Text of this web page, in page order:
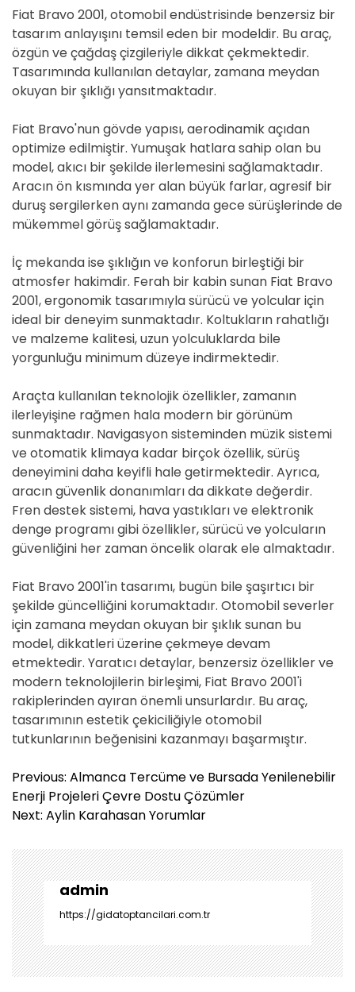
Fiat Bravo 2001, otomobil endüstrisinde benzersiz bir
tasarım anlayışını temsil eden bir modeldir. Bu araç,
özgün ve çağdaş çizgileriyle dikkat çekmektedir.
Tasarımında kullanılan detaylar, zamana meydan
okuyan bir şıklığı yansıtmaktadır.
Fiat Bravo'nun gövde yapısı, aerodinamik açıdan
optimize edilmiştir. Yumuşak hatlara sahip olan bu
model, akıcı bir şekilde ilerlemesini sağlamaktadır.
Aracın ön kısmında yer alan büyük farlar, agresif bir
duruş sergilerken aynı zamanda gece sürüşlerinde de
mükemmel görüş sağlamaktadır.
İç mekanda ise şıklığın ve konforun birleştiği bir
atmosfer hakimdir. Ferah bir kabin sunan Fiat Bravo
2001, ergonomik tasarımıyla sürücü ve yolcular için
ideal bir deneyim sunmaktadır. Koltukların rahatlığı
ve malzeme kalitesi, uzun yolculuklarda bile
yorgunluğu minimum düzeye indirmektedir.
Araçta kullanılan teknolojik özellikler, zamanın
ilerleyişine rağmen hala modern bir görünüm
sunmaktadır. Navigasyon sisteminden müzik sistemi
ve otomatik klimaya kadar birçok özellik, sürüş
deneyimini daha keyifli hale getirmektedir. Ayrıca,
aracın güvenlik donanımları da dikkate değerdir.
Fren destek sistemi, hava yastıkları ve elektronik
denge programı gibi özellikler, sürücü ve yolcuların
güvenliğini her zaman öncelik olarak ele almaktadır.
Fiat Bravo 2001'in tasarımı, bugün bile şaşırtıcı bir
şekilde güncelliğini korumaktadır. Otomobil severler
için zamana meydan okuyan bir şıklık sunan bu
model, dikkatleri üzerine çekmeye devam
etmektedir. Yaratıcı detaylar, benzersiz özellikler ve
modern teknolojilerin birleşimi, Fiat Bravo 2001'i
rakiplerinden ayıran önemli unsurlardır. Bu araç,
tasarımının estetik çekiciliğiyle otomobil
tutkunlarının beğenisini kazanmayı başarmıştır.
Y
a
z
g
e
z
i
n
m
e
Previous: Almanca Tercüme ve Bursada Yenilenebilir
Enerji Projeleri Çevre Dostu Çözümler
Next: Aylin Karahasan Yorumlar
admin
https://gidatoptancilari.com.tr